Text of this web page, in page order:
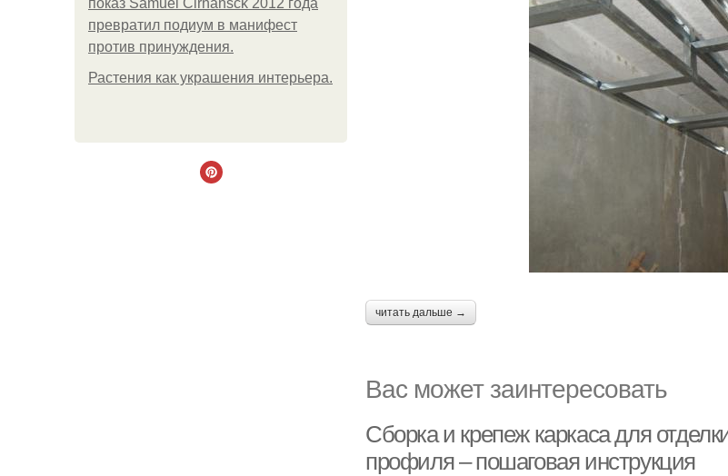
показ Samuel Cirnansck 2012 года
превратил подиум в манифест
против принуждения.
Растения как украшения интерьера.
читать дальше →
Вас может заинтересовать
Сборка и крепеж каркаса для
профиля – пошаговая инструкция